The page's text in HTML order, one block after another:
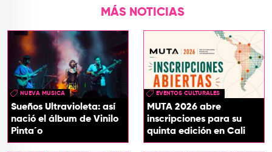
MÁS NOTICIAS
NUEVA MUSICA
Sueños Ultravioleta: así
nació el álbum de Vinilo
Pinta´o
EVENTOS CULTURALES
MUTA 2026 abre
inscripciones para su
quinta edición en Cali